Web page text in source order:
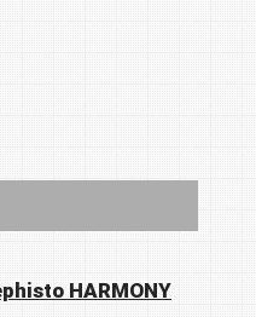
HARMONY